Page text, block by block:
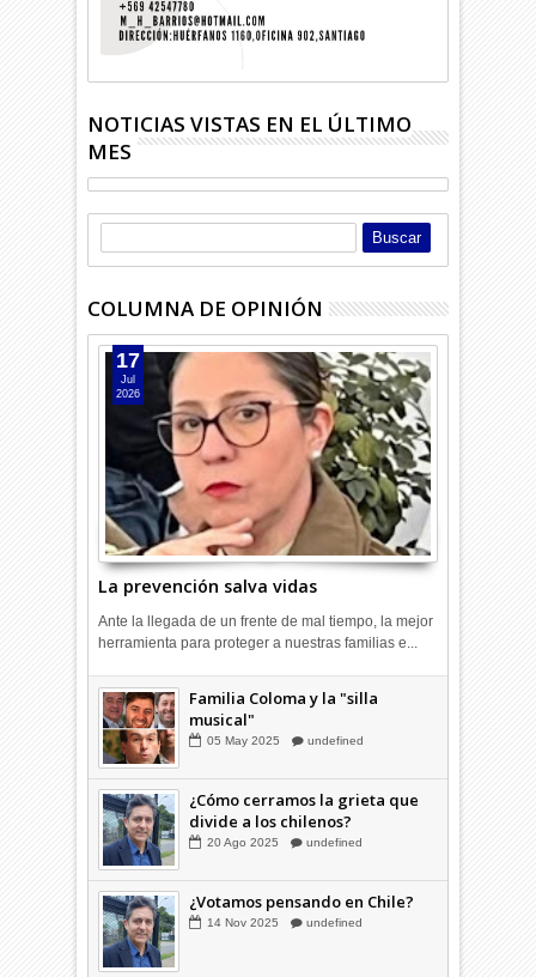
NOTICIAS VISTAS EN EL ÚLTIMO
MES
COLUMNA DE OPINIÓN
La prevención salva vidas
17
Jul
2026
Ante la llegada de un frente de mal tiempo, la mejor
herramienta para proteger a nuestras familias e...
Combustibles en alza: cada uno
a su rincón
03 Abr 2026 undefined
Familia Coloma y la "silla
musical"
05 May 2025 undefined
¿Cómo cerramos la grieta que
divide a los chilenos?
20 Ago 2025 undefined
¿Votamos pensando en Chile?
14 Nov 2025 undefined